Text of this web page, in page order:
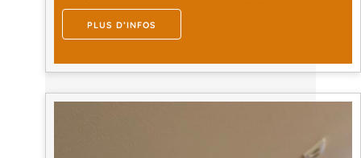
PLUS D’INFOS